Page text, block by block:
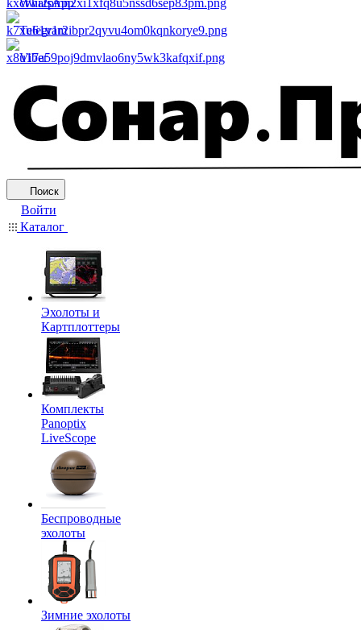
WhatsApp
Telegram
Viber
Поиск
Войти
Каталог
Эхолоты и
Картплоттеры
Комплекты
Panoptix
LiveScope
Беспроводные
эхолоты
Зимние эхолоты